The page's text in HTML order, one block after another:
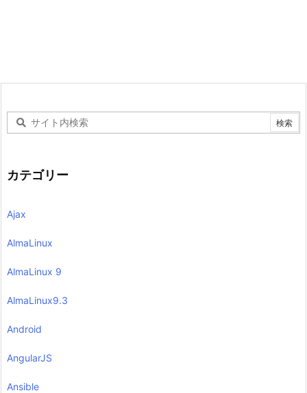
カテゴリー
Ajax
AlmaLinux
AlmaLinux 9
AlmaLinux9.3
Android
AngularJS
Ansible